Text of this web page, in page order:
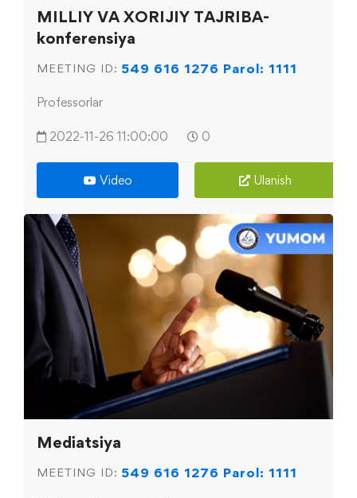
MILLIY VA XORIJIY TAJRIBA-
konferensiya
MEETING ID: 549 616 1276 Parol: 1111
Professorlar
2022-11-26 11:00:00 0
Video Ulanish
Mediatsiya
MEETING ID: 549 616 1276 Parol: 1111